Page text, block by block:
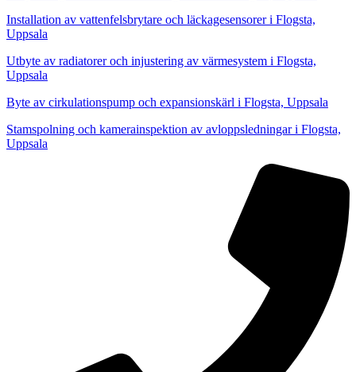
Installation av vattenfelsbrytare och läckagesensorer i Flogsta,
Uppsala
Utbyte av radiatorer och injustering av värmesystem i Flogsta,
Uppsala
Byte av cirkulationspump och expansionskärl i Flogsta, Uppsala
Stamspolning och kamerainspektion av avloppsledningar i Flogsta,
Uppsala